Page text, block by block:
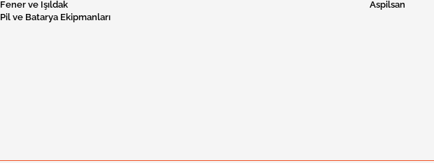
Fener ve Işıldak
Pil ve Batarya Ekipmanları
Aspilsan